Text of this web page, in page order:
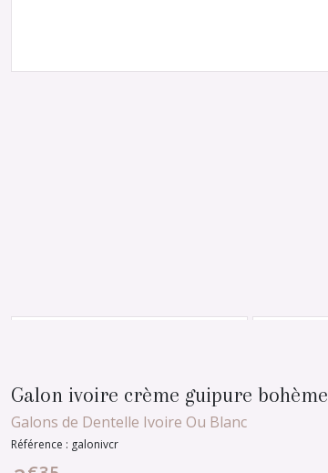
Galon ivoire crème guipure bohème
Galons de Dentelle Ivoire Ou Blanc
Référence : galonivcr